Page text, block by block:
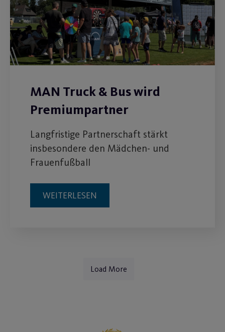
MAN Truck & Bus wird
Premiumpartner
Langfristige Partnerschaft stärkt
insbesondere den Mädchen- und
Frauenfußball
WEITERLESEN
Load More